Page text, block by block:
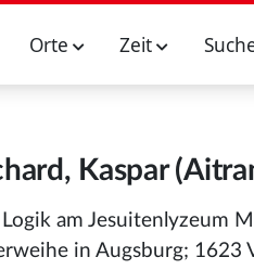
Orte Zeit
Kaspar
am Jesuitenlyzeum
in Augsburg;